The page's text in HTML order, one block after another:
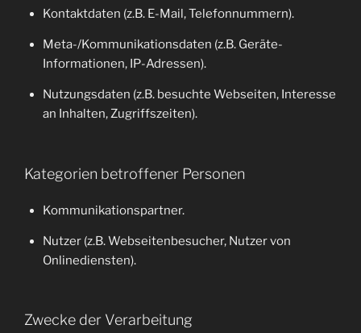
Kontaktdaten (z.B. E-Mail, Telefonnummern).
Meta-/Kommunikationsdaten (z.B. Geräte-
Informationen, IP-Adressen).
Nutzungsdaten (z.B. besuchte Webseiten, Interesse
an Inhalten, Zugriffszeiten).
Kategorien betroffener Personen
Kommunikationspartner.
Nutzer (z.B. Webseitenbesucher, Nutzer von
Onlinediensten).
Zwecke der Verarbeitung